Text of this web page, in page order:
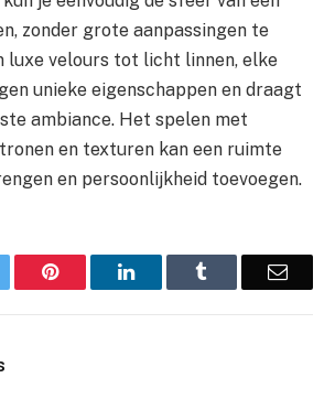
zonder grote aanpassingen te
luxe velours tot licht linnen, elke
unieke eigenschappen en draagt
ambiance. Het spelen met
en texturen kan een ruimte
en persoonlijkheid toevoegen.
Pinterest LinkedIn Email